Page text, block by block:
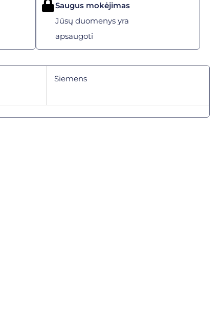
Saugus mokėjimas
Jūsų duomenys yra
apsaugoti
Siemens